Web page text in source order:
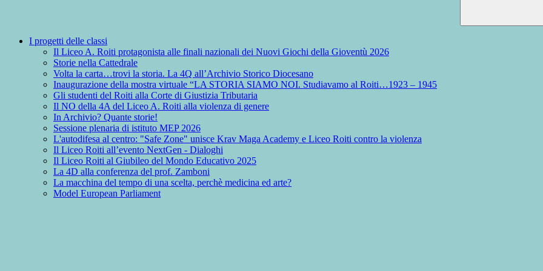
I progetti delle classi
Il Liceo A. Roiti protagonista alle finali nazionali dei Nuovi Giochi della Gioventù 2026
Storie nella Cattedrale
Volta la carta…trovi la storia. La 4Q all’Archivio Storico Diocesano
Inaugurazione della mostra virtuale “LA STORIA SIAMO NOI. Studiavamo al Roiti…1923 – 1945
Gli studenti del Roiti alla Corte di Giustizia Tributaria
Il NO della 4A del Liceo A. Roiti alla violenza di genere
In Archivio? Quante storie!
Sessione plenaria di istituto MEP 2026
L'autodifesa al centro: "Safe Zone" unisce Krav Maga Academy e Liceo Roiti contro la violenza
Il Liceo Roiti all’evento NextGen - Dialoghi
Il Liceo Roiti al Giubileo del Mondo Educativo 2025
La 4D alla conferenza del prof. Zamboni
La macchina del tempo di una scelta, perchè medicina ed arte?
Model European Parliament